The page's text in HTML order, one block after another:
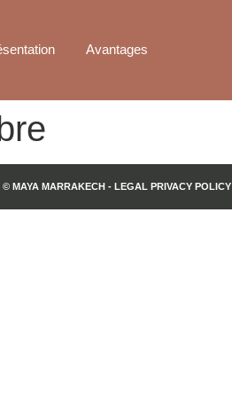
Avantages
© MAYA MARRAKECH - LEGAL PRIVACY POLICY